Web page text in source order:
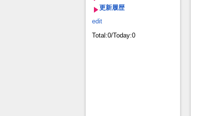
更新履歴
edit
Total:0/Today:0